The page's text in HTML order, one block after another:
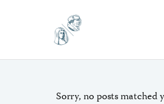
Sorry, no posts matched